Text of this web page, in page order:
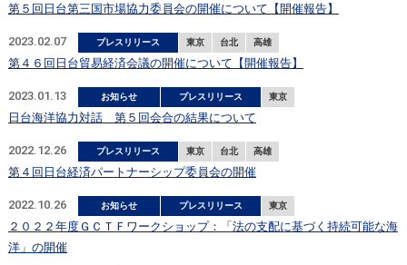
第５回日台第三国市場協力委員会の開催について【開催報告】
2023.02.07 プレスリリース 東京 台北 高雄
第４６回日台貿易経済会議の開催について【開催報告】
2023.01.13 お知らせ プレスリリース 東京
日台海洋協力対話 第５回会合の結果について
2022.12.26 プレスリリース 東京 台北 高雄
第４回日台経済パートナーシップ委員会の開催
2022.10.26 お知らせ プレスリリース 東京
２０２２年度ＧＣＴＦワークショップ：「法の支配に基づく持続可能な海
洋」の開催